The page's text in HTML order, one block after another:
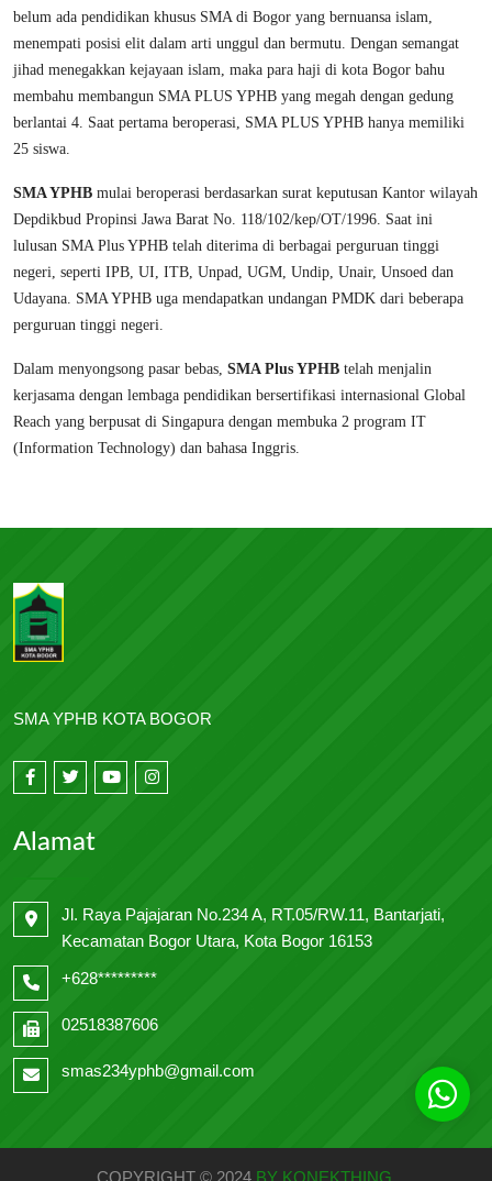
belum ada pendidikan khusus SMA di Bogor yang bernuansa islam,
menempati posisi elit dalam arti unggul dan bermutu. Dengan semangat
jihad menegakkan kejayaan islam, maka para haji di kota Bogor bahu
membahu membangun SMA PLUS YPHB yang megah dengan gedung
berlantai 4. Saat pertama beroperasi, SMA PLUS YPHB hanya memiliki
25 siswa.
SMA YPHB mulai beroperasi berdasarkan surat keputusan Kantor wilayah
Depdikbud Propinsi Jawa Barat No. 118/102/kep/OT/1996. Saat ini
lulusan SMA Plus YPHB telah diterima di berbagai perguruan tinggi
negeri, seperti IPB, UI, ITB, Unpad, UGM, Undip, Unair, Unsoed dan
Udayana. SMA YPHB uga mendapatkan undangan PMDK dari beberapa
perguruan tinggi negeri.
Dalam menyongsong pasar bebas, SMA Plus YPHB telah menjalin
kerjasama dengan lembaga pendidikan bersertifikasi internasional Global
Reach yang berpusat di Singapura dengan membuka 2 program IT
(Information Technology) dan bahasa Inggris.
SMA YPHB KOTA BOGOR
Alamat
Jl. Raya Pajajaran No.234 A, RT.05/RW.11, Bantarjati,
Kecamatan Bogor Utara, Kota Bogor 16153
+628*********
02518387606
smas234yphb@gmail.com
COPYRIGHT © 2024 BY KONEKTHING